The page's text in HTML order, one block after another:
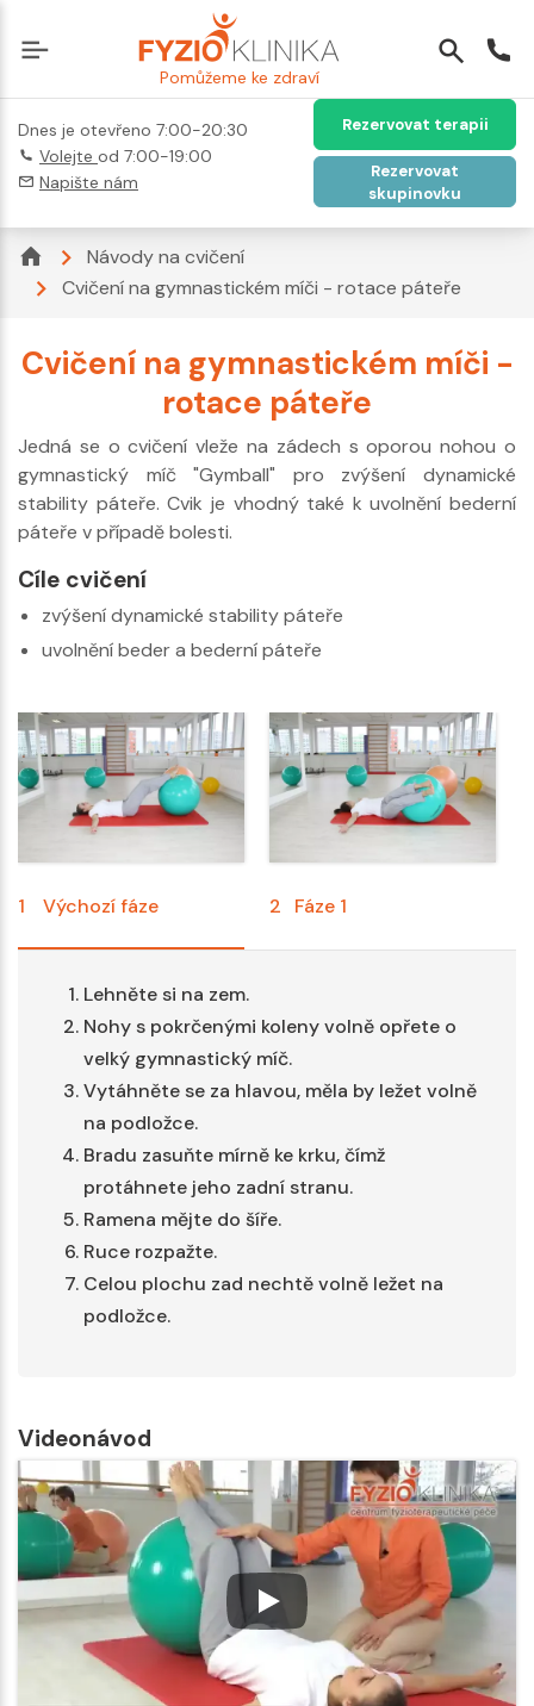
Pomůžeme ke zdraví
Dnes je otevřeno 7:00-20:30
Volejte od 7:00-19:00
Napište nám
Rezervovat terapii
Rezervovat
skupinovku
Návody na cvičení
Cvičení na gymnastickém míči - rotace páteře
Cvičení na gymnastickém míči -
rotace páteře
Jedná se o cvičení vleže na zádech s oporou nohou o
gymnastický míč "Gymball" pro zvýšení dynamické
stability páteře. Cvik je vhodný také k uvolnění bederní
páteře v případě bolesti.
Cíle cvičení
zvýšení dynamické stability páteře
uvolnění beder a bederní páteře
1 Výchozí fáze 2 Fáze 1
Lehněte si na zem.
Nohy s pokrčenými koleny volně opřete o
velký gymnastický míč.
Vytáhněte se za hlavou, měla by ležet volně
na podložce.
Bradu zasuňte mírně ke krku, čímž
protáhnete jeho zadní stranu.
Ramena mějte do šíře.
Ruce rozpažte.
Celou plochu zad nechtě volně ležet na
podložce.
Videonávod